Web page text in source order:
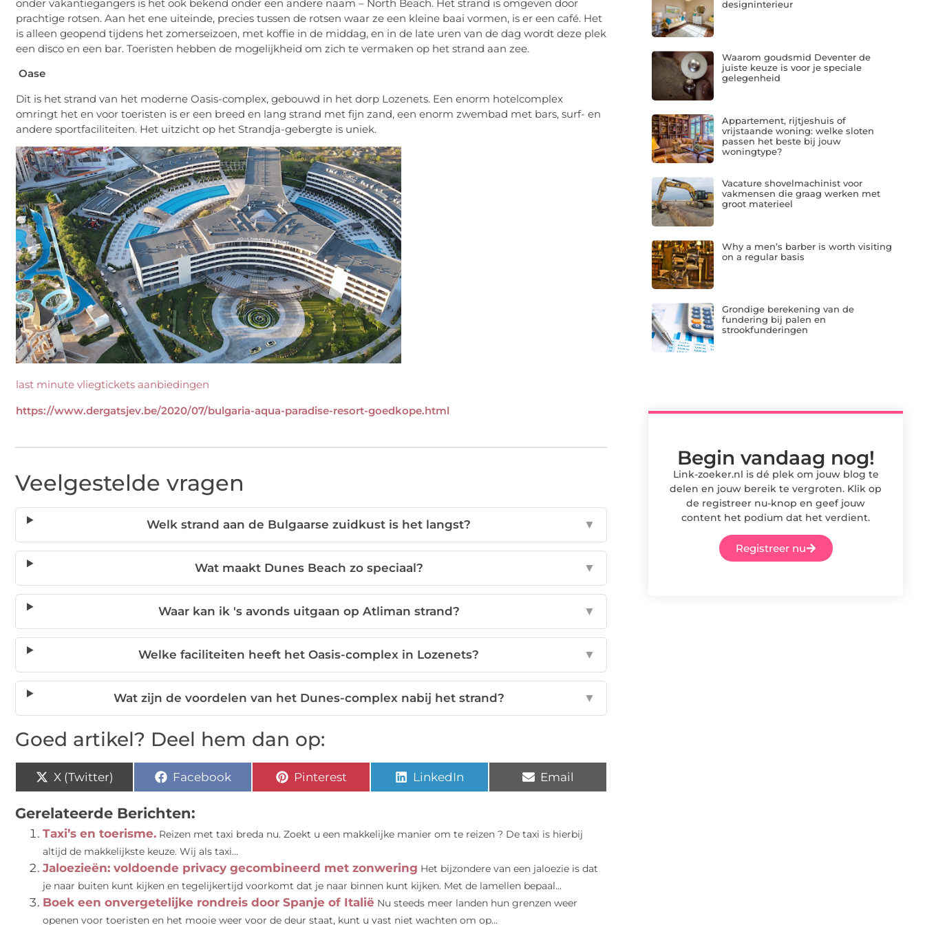
onder vakantiegangers is het ook bekend onder een andere naam – North Beach. Het strand is omgeven door
prachtige rotsen. Aan het ene uiteinde, precies tussen de rotsen waar ze een kleine baai vormen, is er een café. Het
is alleen geopend tijdens het zomerseizoen, met koffie in de middag, en in de late uren van de dag wordt deze plek
een disco en een bar. Toeristen hebben de mogelijkheid om zich te vermaken op het strand aan zee.
Oase
Dit is het strand van het moderne Oasis-complex, gebouwd in het dorp Lozenets. Een enorm hotelcomplex
omringt het en voor toeristen is er een breed en lang strand met fijn zand, een enorm zwembad met bars, surf- en
andere sportfaciliteiten. Het uitzicht op het Strandja-gebergte is uniek.
last minute vliegtickets aanbiedingen
https://www.dergatsjev.be/2020/07/bulgaria-aqua-paradise-resort-goedkope.html
Veelgestelde vragen
Welk strand aan de Bulgaarse zuidkust is het langst? ▼
Wat maakt Dunes Beach zo speciaal? ▼
Waar kan ik 's avonds uitgaan op Atliman strand? ▼
Welke faciliteiten heeft het Oasis-complex in Lozenets? ▼
Wat zijn de voordelen van het Dunes-complex nabij het strand? ▼
Goed artikel? Deel hem dan op:
X (Twitter) Facebook Pinterest LinkedIn Email
Gerelateerde Berichten:
Taxi’s en toerisme. Reizen met taxi breda nu. Zoekt u een makkelijke manier om te reizen ? De taxi is hierbij
altijd de makkelijkste keuze. Wij als taxi...
Jaloezieën: voldoende privacy gecombineerd met zonwering Het bijzondere van een jaloezie is dat
je naar buiten kunt kijken en tegelijkertijd voorkomt dat je naar binnen kunt kijken. Met de lamellen bepaal...
Boek een onvergetelijke rondreis door Spanje of Italië Nu steeds meer landen hun grenzen weer
openen voor toeristen en het mooie weer voor de deur staat, kunt u vast niet wachten om op...
designinterieur
Waarom goudsmid Deventer de
juiste keuze is voor je speciale
gelegenheid
Appartement, rijtjeshuis of
vrijstaande woning: welke sloten
passen het beste bij jouw
woningtype?
Vacature shovelmachinist voor
vakmensen die graag werken met
groot materieel
Why a men’s barber is worth visiting
on a regular basis
Grondige berekening van de
fundering bij palen en
strookfunderingen
Begin vandaag nog!
Link-zoeker.nl is dé plek om jouw blog te
delen en jouw bereik te vergroten. Klik op
de registreer nu-knop en geef jouw
content het podium dat het verdient.
Registreer nu